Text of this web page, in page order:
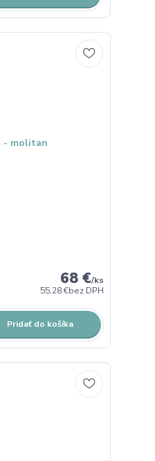
68 €/ks
55,28 €bez DPH
Pridať do košíka